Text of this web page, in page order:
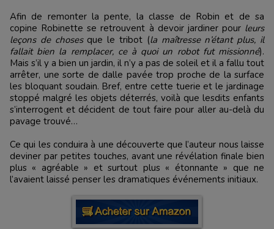
Afin de remonter la pente, la classe de Robin et de sa
copine Robinette se retrouvent à devoir jardiner pour leurs
leçons de chosesque le tribot (la maîtresse n’étant plus, il
fallait bien la remplacer, ce à quoi un robot fut missionné).
Mais s’il y a bien un jardin, il n’y a pas de soleil et il a fallu tout
arrêter, une sorte de dalle pavée trop proche de la surface
les bloquant soudain. Bref, entre cette tuerie et le jardinage
stoppé malgré les objets déterrés, voilà que lesdits enfants
s’interrogent et décident de tout faire pour aller au-delà du
pavage trouvé…
Ce qui les conduira à une découverte que l’auteur nous laisse
deviner par petites touches, avant une révélation finale bien
plus « agréable » et surtout plus « étonnante » que ne
l’avaient laissé penser les dramatiques événements initiaux.